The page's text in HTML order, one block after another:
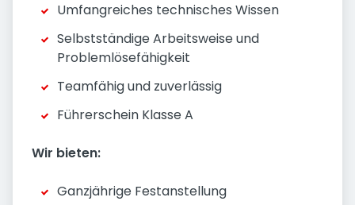
Umfangreiches technisches Wissen
Selbstständige Arbeitsweise und
Problemlösefähigkeit
Teamfähig und zuverlässig
Führerschein Klasse A
Wir bieten:
Ganzjährige Festanstellung